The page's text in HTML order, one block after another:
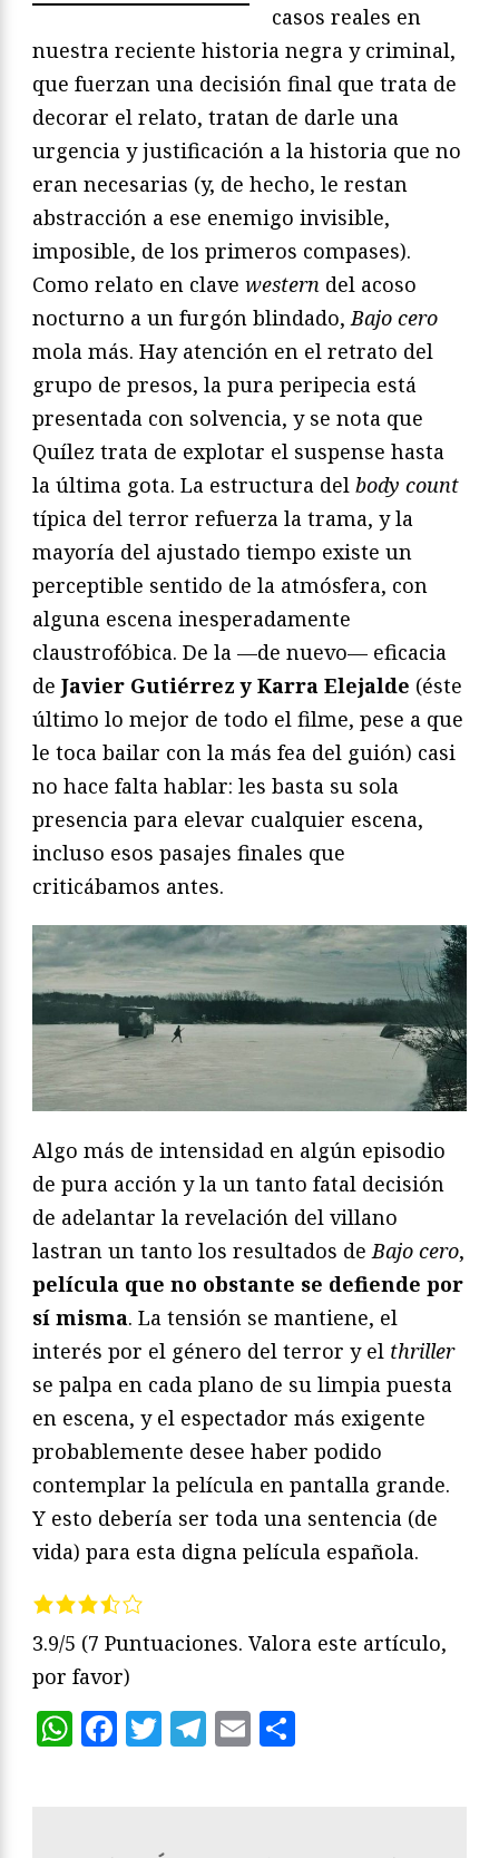
casos reales en
nuestra reciente historia negra y criminal,
que fuerzan una decisión final que trata de
decorar el relato, tratan de darle una
urgencia y justificación a la historia que no
eran necesarias (y, de hecho, le restan
abstracción a ese enemigo invisible,
imposible, de los primeros compases).
Como relato en clave western del acoso
nocturno a un furgón blindado,Bajo cero
mola más. Hay atención en el retrato del
grupo de presos, la pura peripecia está
presentada con solvencia, y se nota que
Quílez trata de explotar el suspense hasta
la última gota. La estructura del body count
típica del terror refuerza la trama, y la
mayoría del ajustado tiempo existe un
perceptible sentido de la atmósfera, con
alguna escena inesperadamente
claustrofóbica. De la —de nuevo— eficacia
de Javier Gutiérrez y Karra Elejalde (éste
último lo mejor de todo el filme, pese a que
le toca bailar con la más fea del guión) casi
no hace falta hablar: les basta su sola
presencia para elevar cualquier escena,
incluso esos pasajes finales que
criticábamos antes.
Algo más de intensidad en algún episodio
de pura acción y la un tanto fatal decisión
de adelantar la revelación del villano
lastran un tanto los resultados deBajo cero,
película que no obstante se defiende por
sí misma. La tensión se mantiene, el
interés por el género del terror y el thriller
se palpa en cada plano de su limpia puesta
en escena, y el espectador más exigente
probablemente desee haber podido
contemplar la película en pantalla grande.
Y esto debería ser toda una sentencia (de
vida) para esta digna película española.
3.9/5 (7 Puntuaciones. Valora este artículo,
por favor)
WhatsApp
Facebook
Twitter
Telegram
Email